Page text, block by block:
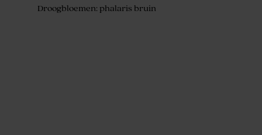
Droogbloemen: phalaris bruin